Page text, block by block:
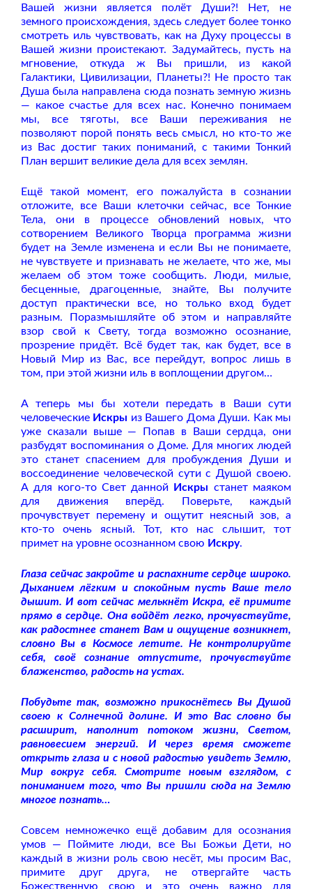
Вашей жизни является полёт Души?! Нет, не
земного происхождения, здесь следует более тонко
смотреть иль чувствовать, как на Духу процессы в
Вашей жизни проистекают. Задумайтесь, пусть на
мгновение, откуда ж Вы пришли, из какой
Галактики, Цивилизации, Планеты?! Не просто так
Душа была направлена сюда познать земную жизнь
— какое счастье для всех нас. Конечно понимаем
мы, все тяготы, все Ваши переживания не
позволяют порой понять весь смысл, но кто-то же
из Вас достиг таких пониманий, с такими Тонкий
План вершит великие дела для всех землян.
Ещё такой момент, его пожалуйста в сознании
отложите, все Ваши клеточки сейчас, все Тонкие
Тела, они в процессе обновлений новых, что
сотворением Великого Творца программа жизни
будет на Земле изменена и если Вы не понимаете,
не чувствуете и признавать не желаете, что же, мы
желаем об этом тоже сообщить. Люди, милые,
бесценные, драгоценные, знайте, Вы получите
доступ практически все, но только вход будет
разным. Поразмышляйте об этом и направляйте
взор свой к Свету, тогда возможно осознание,
прозрение придёт. Всё будет так, как будет, все в
Новый Мир из Вас, все перейдут, вопрос лишь в
том, при этой жизни иль в воплощении другом…
А теперь мы бы хотели передать в Ваши сути
человеческие Искры из Вашего Дома Души. Как мы
уже сказали выше — Попав в Ваши сердца, они
разбудят воспоминания о Доме. Для многих людей
это станет спасением для пробуждения Души и
воссоединение человеческой сути с Душой своею.
А для кого-то Свет данной Искры станет маяком
для движения вперёд. Поверьте, каждый
прочувствует перемену и ощутит неясный зов, а
кто-то очень ясный. Тот, кто нас слышит, тот
примет на уровне осознанном свою Искру.
Глаза сейчас закройте и распахните сердце широко.
Дыханием лёгким и спокойным пусть Ваше тело
дышит. И вот сейчас мелькнёт Искра, её примите
прямо в сердце. Она войдёт легко, прочувствуйте,
как радостнее станет Вам и ощущение возникнет,
словно Вы в Космосе летите. Не контролируйте
себя, своё сознание отпустите, прочувствуйте
блаженство, радость на устах.
Побудьте так, возможно прикоснётесь Вы Душой
своею к Солнечной долине. И это Вас словно бы
расширит, наполнит потоком жизни, Светом,
равновесием энергий. И через время сможете
открыть глаза и с новой радостью увидеть Землю,
Мир вокруг себя. Смотрите новым взглядом, с
пониманием того, что Вы пришли сюда на Землю
многое познать…
Совсем немножечко ещё добавим для осознания
умов — Поймите люди, все Вы Божьи Дети, но
каждый в жизни роль свою несёт, мы просим Вас,
примите друг друга, не отвергайте часть
Божественную свою и это очень важно для